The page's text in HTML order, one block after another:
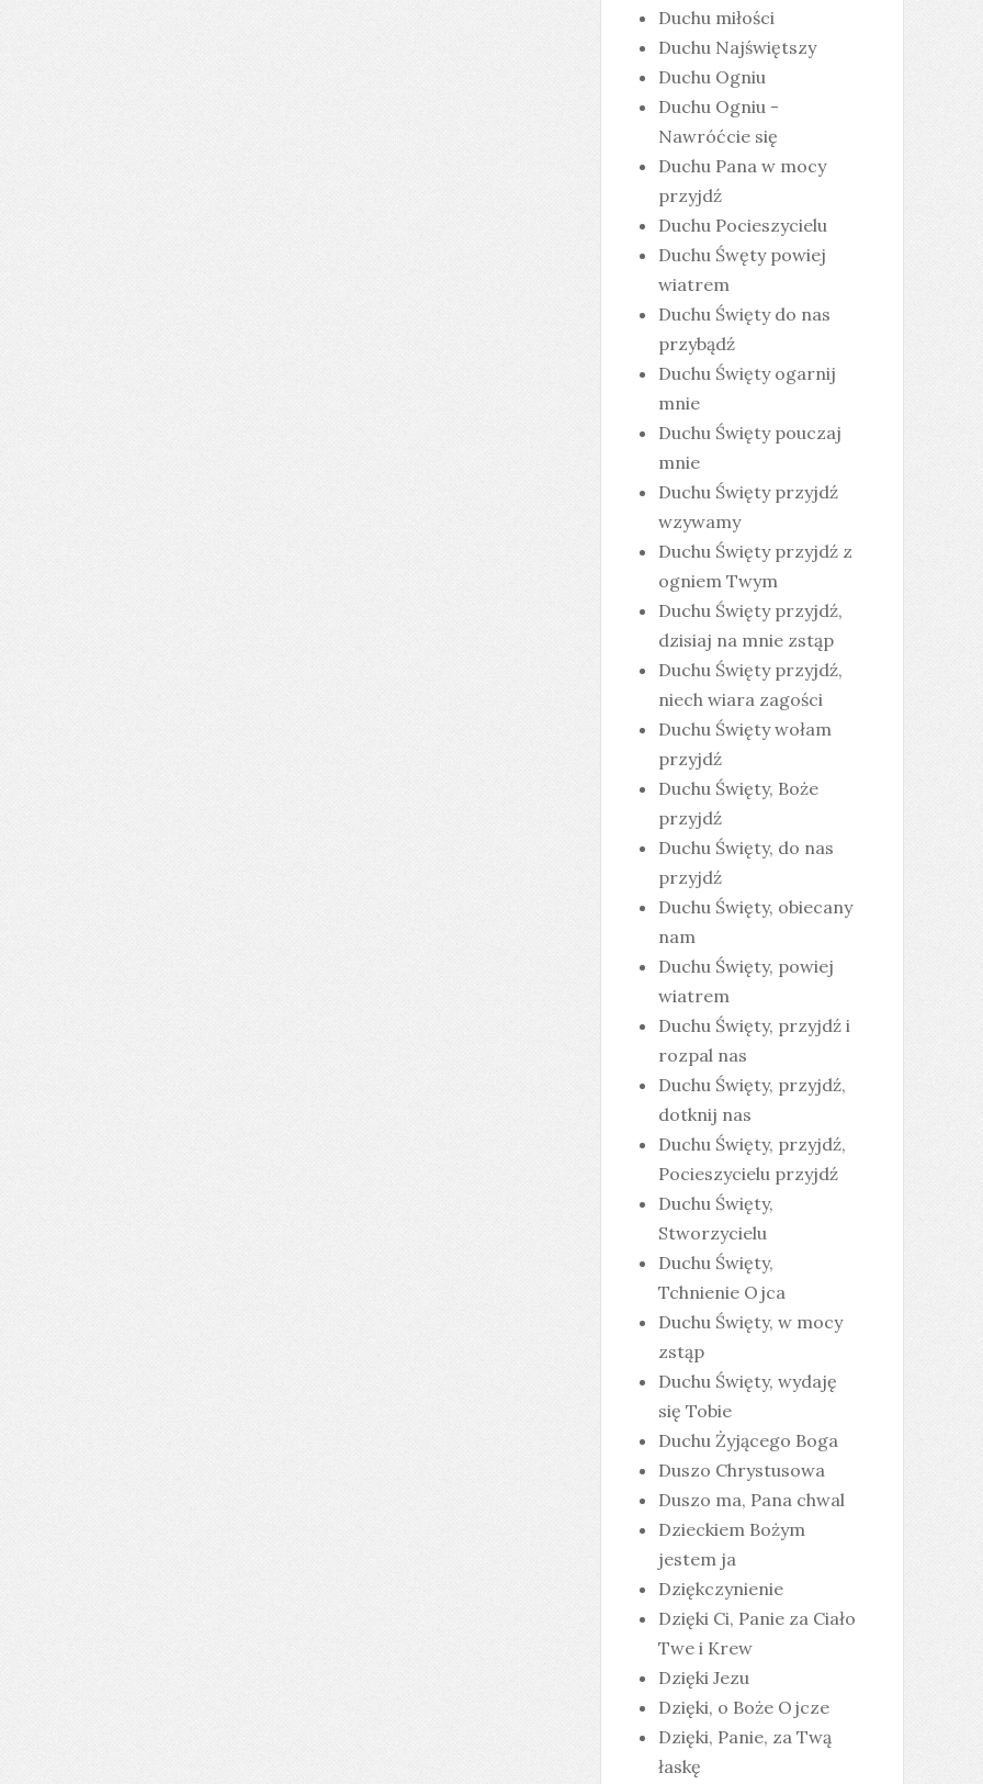
Duchu miłości
Duchu Najświętszy
Duchu Ogniu
Duchu Ogniu -
Nawróćcie się
Duchu Pana w mocy
przyjdź
Duchu Pocieszycielu
Duchu Śwęty powiej
wiatrem
Duchu Święty do nas
przybądź
Duchu Święty ogarnij
mnie
Duchu Święty pouczaj
mnie
Duchu Święty przyjdź
wzywamy
Duchu Święty przyjdź z
ogniem Twym
Duchu Święty przyjdź,
dzisiaj na mnie zstąp
Duchu Święty przyjdź,
niech wiara zagości
Duchu Święty wołam
przyjdź
Duchu Święty, Boże
przyjdź
Duchu Święty, do nas
przyjdź
Duchu Święty, obiecany
nam
Duchu Święty, powiej
wiatrem
Duchu Święty, przyjdź i
rozpal nas
Duchu Święty, przyjdź,
dotknij nas
Duchu Święty, przyjdź,
Pocieszycielu przyjdź
Duchu Święty,
Stworzycielu
Duchu Święty,
Tchnienie Ojca
Duchu Święty, w mocy
zstąp
Duchu Święty, wydaję
się Tobie
Duchu Żyjącego Boga
Duszo Chrystusowa
Duszo ma, Pana chwal
Dzieckiem Bożym
jestem ja
Dziękczynienie
Dzięki Ci, Panie za Ciało
Twe i Krew
Dzięki Jezu
Dzięki, o Boże Ojcze
Dzięki, Panie, za Twą
łaskę